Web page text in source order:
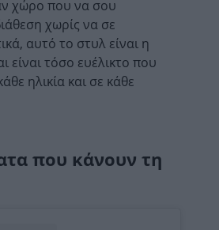
χώρο που να σου
χωρίς να σε
αυτό το στυλ είναι η
είναι τόσο ευέλικτο που
ηλικία και σε κάθε
που κάνουν τη